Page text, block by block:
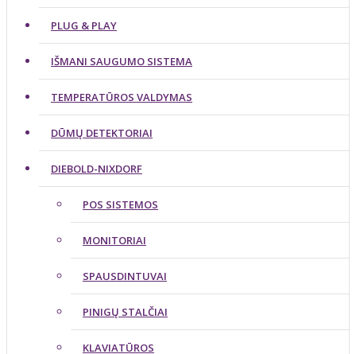
PLUG & PLAY
IŠMANI SAUGUMO SISTEMA
TEMPERATŪROS VALDYMAS
DŪMŲ DETEKTORIAI
DIEBOLD-NIXDORF
POS SISTEMOS
MONITORIAI
SPAUSDINTUVAI
PINIGŲ STALČIAI
KLAVIATŪROS